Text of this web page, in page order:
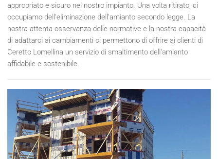
appropriato e sicuro nel nostro impianto. Una volta ritirato, ci
occupiamo dell'eliminazione dell'amianto secondo legge. La
nostra attenta osservanza delle normative e la nostra capacità
di adattarci ai cambiamenti ci permettono di offrire ai clienti di
Ceretto Lomellina un servizio di smaltimento dell'amianto
affidabile e sostenibile.